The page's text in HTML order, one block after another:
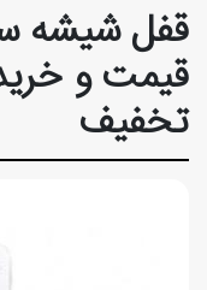
قفل شیشه
تخفیف